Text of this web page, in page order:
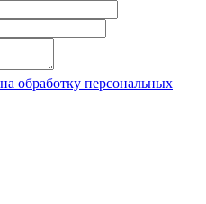
обработку персональных